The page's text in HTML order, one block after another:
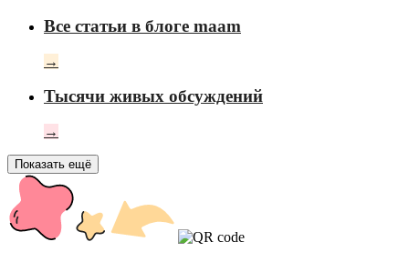
Все статьи в блоге maam
→
Тысячи живых обсуждений
→
Показать ещё